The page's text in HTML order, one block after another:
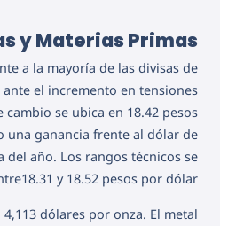
y Materias Primas
a la mayoría de las divisas de
el incremento en tensiones
cambio se ubica en 18.42 pesos
una ganancia frente al dólar de
del año. Los rangos técnicos se
y 18.52 pesos por dólar.
dólares por onza. El metal